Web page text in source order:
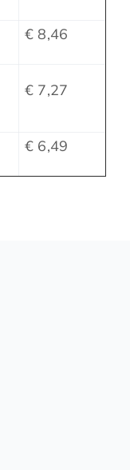
€ 8,46
€ 7,27
€ 6,49